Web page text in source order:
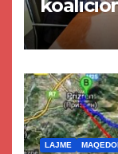
Kurtit
LAJME